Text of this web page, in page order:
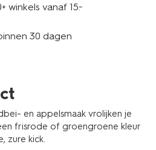
winkels vanaf 15.-
30 dagen
en appelsmaak vrolijken je
frisrode of groengroene kleur
zure kick.